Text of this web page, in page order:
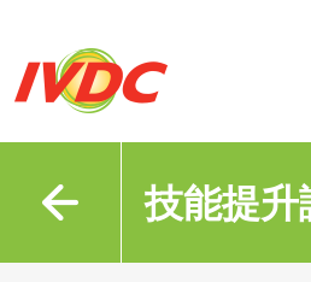
技能提升